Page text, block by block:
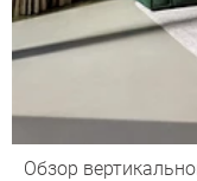
Обзор